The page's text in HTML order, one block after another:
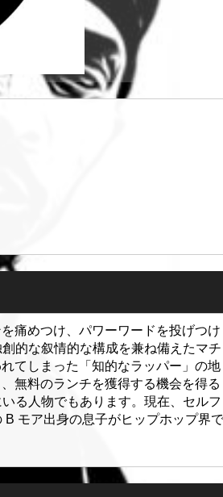
痛めつけ、パワーワードを投げつけ
的な叙情的な構成を兼ね備えたマチ
てしまった「知的なラッパー」の地
無料のランチを獲得する機会を得る
る人物でもあります。現在、セルフ
モア出身の息子がヒップホップ界で